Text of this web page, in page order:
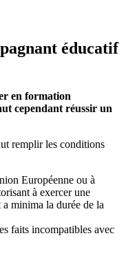
éducatif
en formation
cependant réussir un
remplir les conditions
Européenne ou à
à exercer une
minima la durée de la
faits incompatibles avec